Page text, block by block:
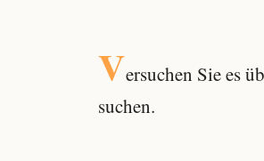
Versuchen Sie es
suchen.